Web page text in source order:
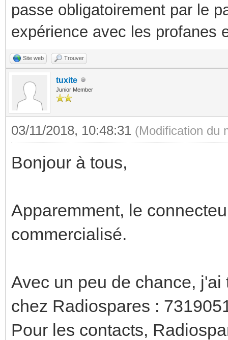
passe obligatoirement par le
expérience avec les profanes
Site web Trouver
tuxite
Junior Member
03/11/2018, 10:48:31 (Modification du
Bonjour à tous,
Apparemment, le
commercialisé.
Avec un peu de chance,
chez Radiospares :
Pour les contacts,